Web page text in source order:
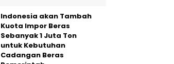
Indonesia akan Tambah
Kuota Impor Beras
Sebanyak 1 Juta Ton
untuk Kebutuhan
Cadangan Beras